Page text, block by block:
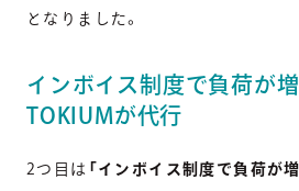
となりました。
インボイス制度で負荷が
TOKIUMが代行
2つ目は 「インボイス制度で負荷が